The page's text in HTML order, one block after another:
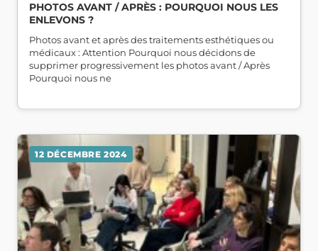
PHOTOS AVANT / APRÈS : POURQUOI NOUS LES
ENLEVONS ?
Photos avant et après des traitements esthétiques ou
médicaux : Attention Pourquoi nous décidons de
supprimer progressivement les photos avant / Après
Pourquoi nous ne
12 DÉCEMBRE 2024